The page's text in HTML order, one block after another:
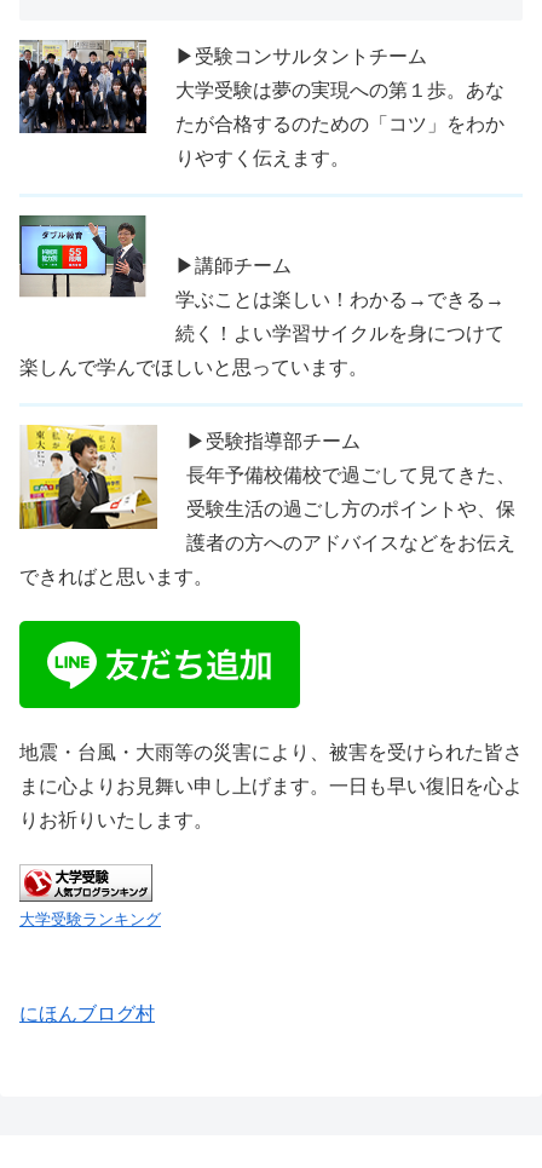
▶受験コンサルタントチーム
大学受験は夢の実現への第１歩。あな
たが合格するのための「コツ」をわか
りやすく伝えます。
▶講師チーム
学ぶことは楽しい！わかる→できる→
続く！よい学習サイクルを身につけて
楽しんで学んでほしいと思っています。
▶受験指導部チーム
長年予備校備校で過ごして見てきた、
受験生活の過ごし方のポイントや、保
護者の方へのアドバイスなどをお伝え
できればと思います。
地震・台風・大雨等の災害により、被害を受けられた皆さ
まに心よりお見舞い申し上げます。一日も早い復旧を心よ
りお祈りいたします。
大学受験ランキング
にほんブログ村